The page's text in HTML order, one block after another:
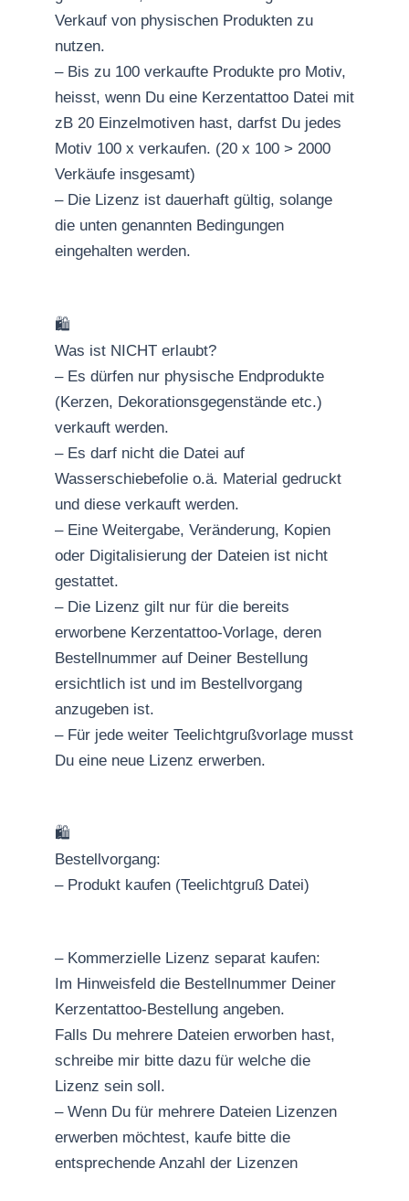
Verkauf von physischen Produkten zu
nutzen.
– Bis zu 100 verkaufte Produkte pro Motiv,
heisst, wenn Du eine Kerzentattoo Datei mit
zB 20 Einzelmotiven hast, darfst Du jedes
Motiv 100 x verkaufen. (20 x 100 > 2000
Verkäufe insgesamt)
– Die Lizenz ist dauerhaft gültig, solange
die unten genannten Bedingungen
eingehalten werden.
🛍
Was ist NICHT erlaubt?
– Es dürfen nur physische Endprodukte
(Kerzen, Dekorationsgegenstände etc.)
verkauft werden.
– Es darf nicht die Datei auf
Wasserschiebefolie o.ä. Material gedruckt
und diese verkauft werden.
– Eine Weitergabe, Veränderung, Kopien
oder Digitalisierung der Dateien ist nicht
gestattet.
– Die Lizenz gilt nur für die bereits
erworbene Kerzentattoo-Vorlage, deren
Bestellnummer auf Deiner Bestellung
ersichtlich ist und im Bestellvorgang
anzugeben ist.
– Für jede weiter Teelichtgrußvorlage musst
Du eine neue Lizenz erwerben.
🛍
Bestellvorgang:
– Produkt kaufen (Teelichtgruß Datei)
– Kommerzielle Lizenz separat kaufen:
Im Hinweisfeld die Bestellnummer Deiner
Kerzentattoo-Bestellung angeben.
Falls Du mehrere Dateien erworben hast,
schreibe mir bitte dazu für welche die
Lizenz sein soll.
– Wenn Du für mehrere Dateien Lizenzen
erwerben möchtest, kaufe bitte die
entsprechende Anzahl der Lizenzen